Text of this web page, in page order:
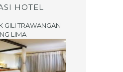
HOTEL
GILI TRAWANGAN
LIMA